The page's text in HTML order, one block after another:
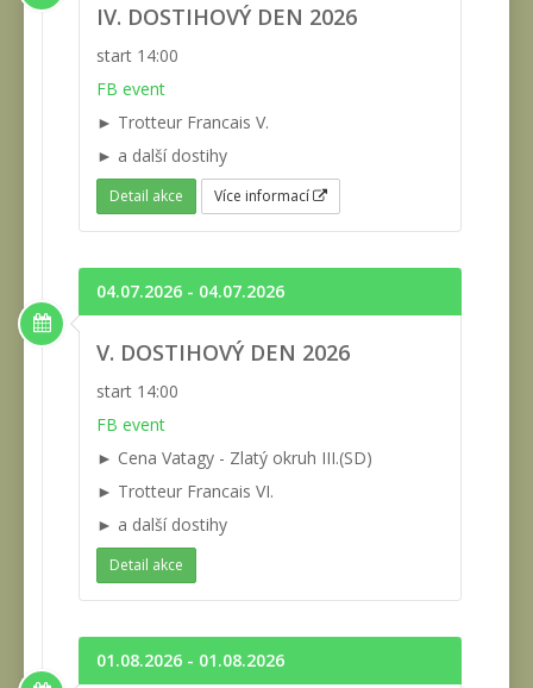
IV. DOSTIHOVÝ DEN 2026
start 14:00
FB event
► Trotteur Francais V.
► a další dostihy
Detail akce Více informací
04.07.2026 - 04.07.2026
V. DOSTIHOVÝ DEN 2026
start 14:00
FB event
► Cena Vatagy - Zlatý okruh III.(SD)
► Trotteur Francais VI.
► a další dostihy
Detail akce
01.08.2026 - 01.08.2026